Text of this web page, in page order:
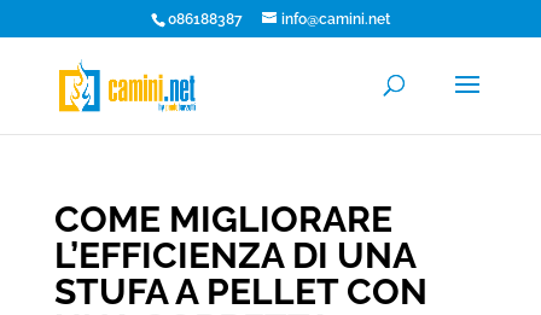
086188387 info@camini.net
COME MIGLIORARE
L’EFFICIENZA DI UNA
STUFA A PELLET CON